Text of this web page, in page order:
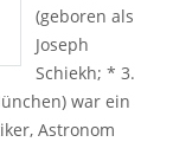
(geboren als
Joseph
Schiekh; * 3.
war ein
Astronom